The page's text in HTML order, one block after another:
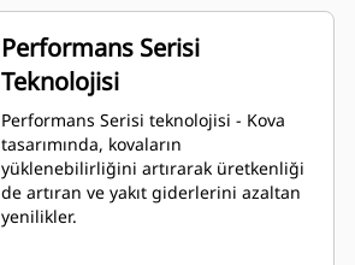
Performans Serisi
Teknolojisi
Performans Serisi teknolojisi - Kova
tasarımında, kovaların
yüklenebilirliğini artırarak üretkenliği
de artıran ve yakıt giderlerini azaltan
yenilikler.